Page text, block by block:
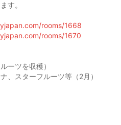
す。
rooms/1668
rooms/1670
ーツを収穫）
スターフルーツ等（2月）
ツ、スイカ割り（夏）
放題）